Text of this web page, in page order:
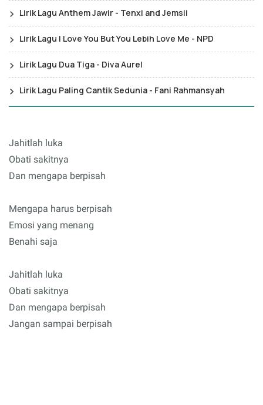
Lirik Lagu Anthem Jawir - Tenxi and Jemsii
Lirik Lagu I Love You But You Lebih Love Me - NPD
Lirik Lagu Dua Tiga - Diva Aurel
Lirik Lagu Paling Cantik Sedunia - Fani Rahmansyah
Jahitlah luka
Obati sakitnya
Dan mengapa berpisah
Mengapa harus berpisah
Emosi yang menang
Benahi saja
Jahitlah luka
Obati sakitnya
Dan mengapa berpisah
Jangan sampai berpisah